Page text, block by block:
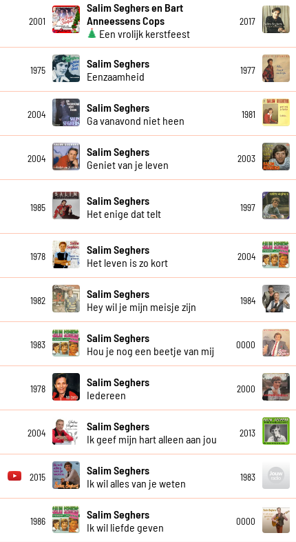
2001
Salim Seghers en Bart
Anneessens Cops
Een vrolijk kerstfeest
2017
1975
Salim Seghers
Eenzaamheid
1977
2004
Salim Seghers
Ga vanavond niet heen
1981
2004
Salim Seghers
Geniet van je leven
2003
1985
Salim Seghers
Het enige dat telt
1997
1978
Salim Seghers
Het leven is zo kort
2004
1982
Salim Seghers
Hey wil je mijn meisje zijn
1984
1983
Salim Seghers
Hou je nog een beetje van mij
0000
1978
Salim Seghers
Iedereen
2000
2004
Salim Seghers
Ik geef mijn hart alleen aan jou
2013
2015
Salim Seghers
Ik wil alles van je weten
1983
1986
Salim Seghers
Ik wil liefde geven
0000